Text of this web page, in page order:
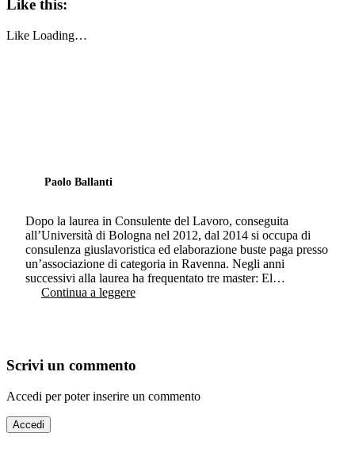
Like this:
Like Loading…
Paolo Ballanti
Dopo la laurea in Consulente del Lavoro, conseguita
all’Università di Bologna nel 2012, dal 2014 si occupa di
consulenza giuslavoristica ed elaborazione buste paga presso
un’associazione di categoria in Ravenna. Negli anni
successivi alla laurea ha frequentato tre master: El…
Continua a leggere
Scrivi un commento
Accedi per poter inserire un commento
Accedi